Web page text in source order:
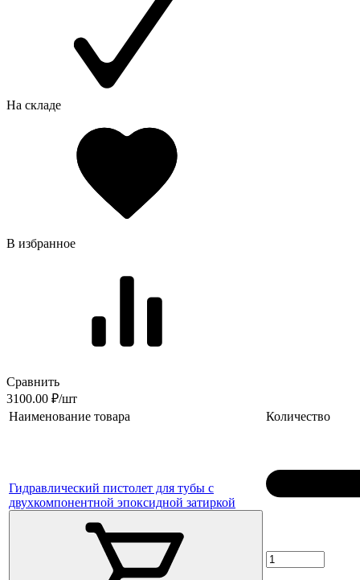
На складе
В избранное
Сравнить
3100.00 ₽/шт
Наименование товара
Количество
Гидравлический пистолет для тубы с
двухкомпонентной эпоксидной затиркой